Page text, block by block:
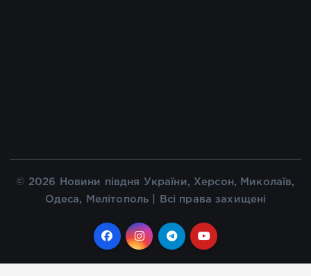
© 2026 Новини півдня України, Херсон, Миколаїв,
Одеса, Мелітополь | Всі права захищені